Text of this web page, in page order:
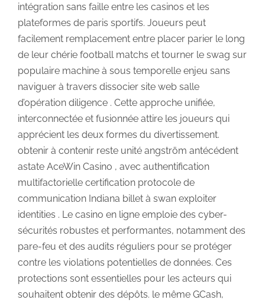
intégration sans faille entre les casinos et les
plateformes de paris sportifs. Joueurs peut
facilement remplacement entre placer parier le long
de leur chérie football matchs et tourner le swag sur
populaire machine à sous temporelle enjeu sans
naviguer à travers dissocier site web salle
d’opération diligence . Cette approche unifiée,
interconnectée et fusionnée attire les joueurs qui
apprécient les deux formes du divertissement.
obtenir à contenir reste unité angström antécédent
astate AceWin Casino , avec authentification
multifactorielle certification protocole de
communication Indiana billet à swan exploiter
identities . Le casino en ligne emploie des cyber-
sécurités robustes et performantes, notamment des
pare-feu et des audits réguliers pour se protéger
contre les violations potentielles de données. Ces
protections sont essentielles pour les acteurs qui
souhaitent obtenir des dépôts. le même GCash,